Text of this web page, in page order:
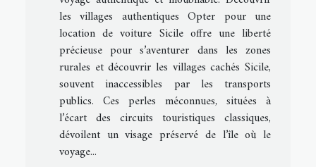
les villages authentiques Opter pour une
location de voiture Sicile offre une liberté
précieuse pour s’aventurer dans les zones
rurales et découvrir les villages cachés Sicile,
souvent inaccessibles par les transports
publics. Ces perles méconnues, situées à
l’écart des circuits touristiques classiques,
dévoilent un visage préservé de l’île où le
voyage...